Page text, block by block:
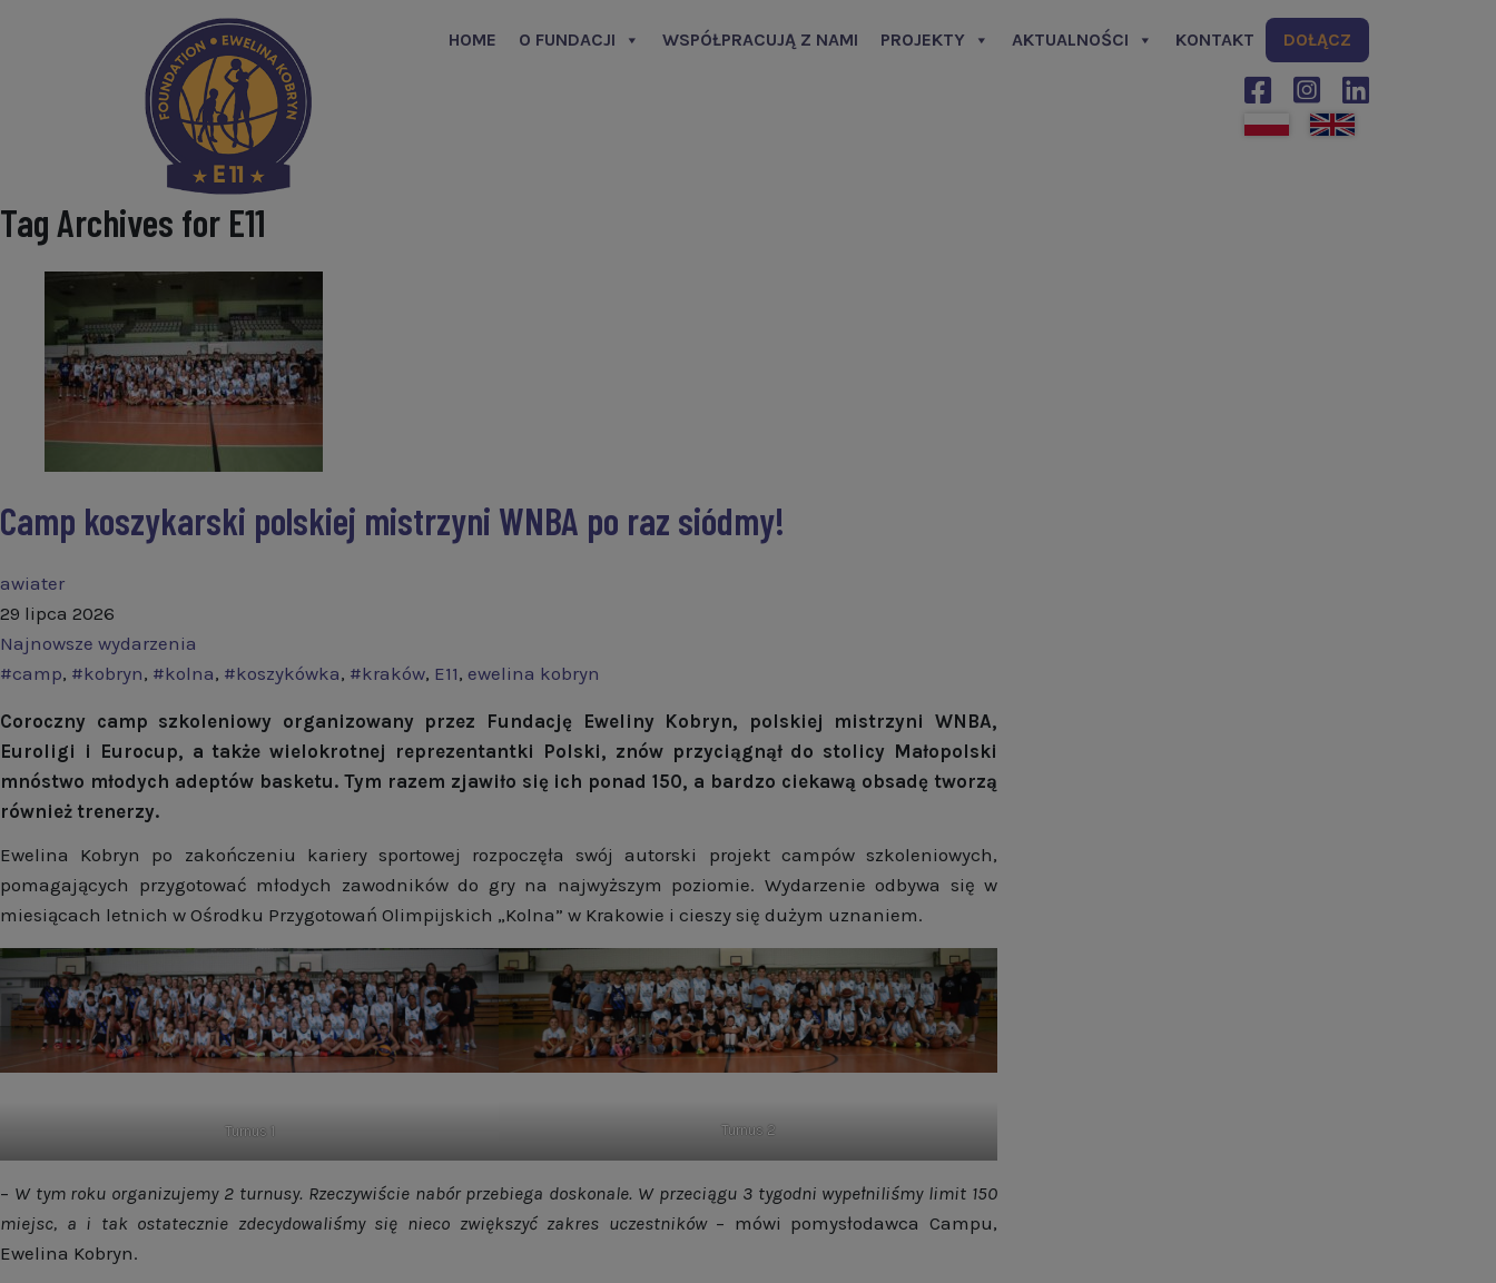
HOME O FUNDACJI WSPÓŁPRACUJĄ Z NAMI PROJEKTY AKTUALNOŚCI KONTAKT DOŁĄCZ
Tag Archives for E11
Camp koszykarski polskiej mistrzyni WNBA po raz siódmy!
awiater
29 lipca 2026
Najnowsze wydarzenia
#camp, #kobryn, #kolna, #koszykówka, #kraków, E11, ewelina kobryn
Coroczny camp szkoleniowy organizowany przez Fundację Eweliny Kobryn, polskiej mistrzyni WNBA,
Euroligi i Eurocup, a także wielokrotnej reprezentantki Polski, znów przyciągnął do stolicy Małopolski
mnóstwo młodych adeptów basketu. Tym razem zjawiło się ich ponad 150, a bardzo ciekawą obsadę tworzą
również trenerzy.
Ewelina Kobryn po zakończeniu kariery sportowej rozpoczęła swój autorski projekt campów szkoleniowych,
pomagających przygotować młodych zawodników do gry na najwyższym poziomie. Wydarzenie odbywa się w
miesiącach letnich w Ośrodku Przygotowań Olimpijskich „Kolna” w Krakowie i cieszy się dużym uznaniem.
Turnus 1 Turnus 2
– W tym roku organizujemy 2 turnusy. Rzeczywiście nabór przebiega doskonale. W przeciągu 3 tygodni wypełniliśmy limit 150
miejsc, a i tak ostatecznie zdecydowaliśmy się nieco zwiększyć zakres uczestników– mówi pomysłodawca Campu,
Ewelina Kobryn.